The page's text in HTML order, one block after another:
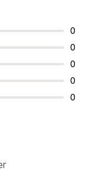
0
0
0
0
0